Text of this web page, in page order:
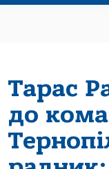
Тарас
до